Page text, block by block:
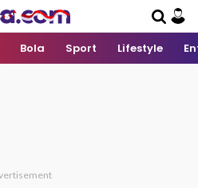
Bola Sport Lifestyle